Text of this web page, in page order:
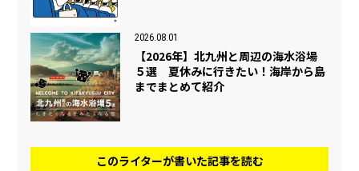
2026.08.01
【2026年】北九州と周辺の海水浴場
５選 夏休みに行きたい！海岸から島
までまとめて紹介
このライターが書いた記事を読む